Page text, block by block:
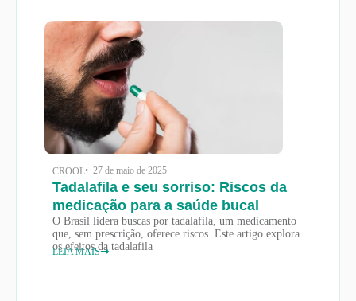
CROOL• 27 de maio de 2025
Tadalafila e seu sorriso: Riscos da
medicação para a saúde bucal
O Brasil lidera buscas por tadalafila, um medicamento
que, sem prescrição, oferece riscos. Este artigo explora
os efeitos da tadalafila
LEIA MAIS